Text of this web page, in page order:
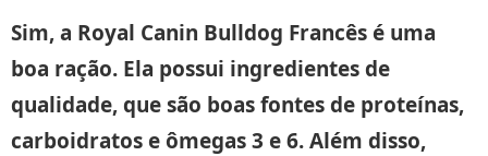
Sim, a Royal Canin Bulldog Francês é uma
boa ração. Ela possui ingredientes de
qualidade, que são boas fontes de proteínas,
carboidratos e ômegas 3 e 6. Além disso,